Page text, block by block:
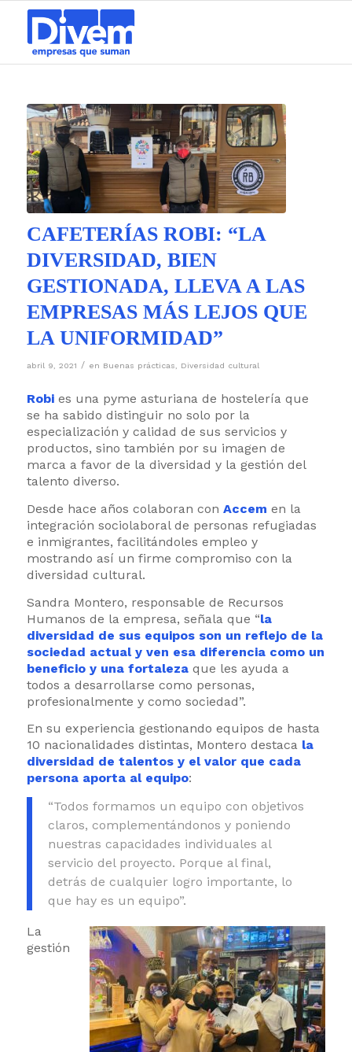
CAFETERÍAS ROBI: “LA
DIVERSIDAD, BIEN
GESTIONADA, LLEVA A LAS
EMPRESAS MÁS LEJOS QUE
LA UNIFORMIDAD”
abril 9, 2021 / en Buenas prácticas, Diversidad cultural
Robi es una pyme asturiana de hostelería que
se ha sabido distinguir no solo por la
especialización y calidad de sus servicios y
productos, sino también por su imagen de
marca a favor de la diversidad y la gestión del
talento diverso.
Desde hace años colaboran con Accem en la
integración sociolaboral de personas refugiadas
e inmigrantes, facilitándoles empleo y
mostrando así un firme compromiso con la
diversidad cultural.
Sandra Montero, responsable de Recursos
Humanos de la empresa, señala que “la
diversidad de sus equipos son un reflejo de la
sociedad actual y ven esa diferencia como un
beneficio y una fortalezaque les ayuda a
todos a desarrollarse como personas,
profesionalmente y como sociedad”.
En su experiencia gestionando equipos de hasta
10 nacionalidades distintas, Montero destaca la
diversidad de talentos y el valor que cada
persona aporta al equipo:
“Todos formamos un equipo con objetivos
claros, complementándonos y poniendo
nuestras capacidades individuales al
servicio del proyecto. Porque al final,
detrás de cualquier logro importante, lo
que hay es un equipo”.
La
gestión